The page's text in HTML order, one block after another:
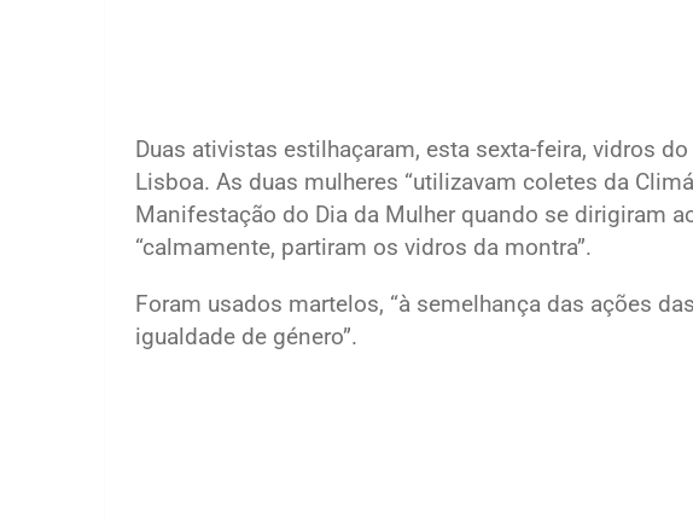
Duas ativistas estilhaçaram, esta sexta-feira, vidros
Lisboa. As duas mulheres “utilizavam coletes da
Manifestação do Dia da Mulher quando se dirigiram
“calmamente, partiram os vidros da montra”.
Foram usados martelos, “à semelhança das ações
igualdade de género”.